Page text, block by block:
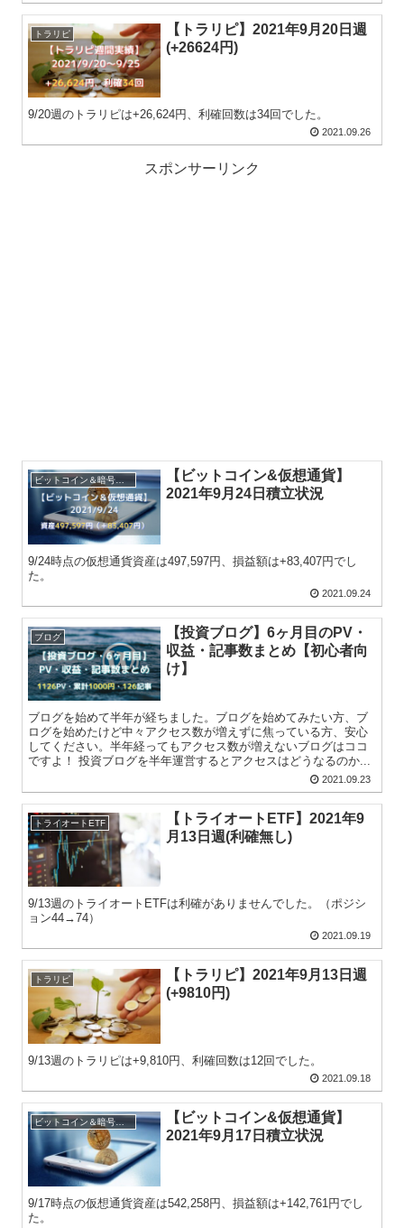
トラリピ
【トラリピ】2021年9月20日週
(+26624円)
9/20週のトラリピは+26,624円、利確回数は34回でした。
2021.09.26
スポンサーリンク
ビットコイン＆暗号資産
【ビットコイン&仮想通貨】
2021年9月24日積立状況
9/24時点の仮想通貨資産は497,597円、損益額は+83,407円でし
た。
2021.09.24
ブログ
【投資ブログ】6ヶ月目のPV・
収益・記事数まとめ【初心者向
け】
ブログを始めて半年が経ちました。ブログを始めてみたい方、ブ
ログを始めたけど中々アクセス数が増えずに焦っている方、安心
してください。半年経ってもアクセス数が増えないブログはココ
ですよ！ 投資ブログを半年運営するとアクセスはどうなるのか...
2021.09.23
トライオートETF
【トライオートETF】2021年9
月13日週(利確無し)
9/13週のトライオートETFは利確がありませんでした。（ポジシ
ョン44→74）
2021.09.19
トラリピ
【トラリピ】2021年9月13日週
(+9810円)
9/13週のトラリピは+9,810円、利確回数は12回でした。
2021.09.18
【ビットコイン&仮想通貨】
2021年9月17日積立状況
9/17時点の仮想通貨資産は542,258円、損益額は+142,761円でし
た。